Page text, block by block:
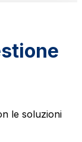
le soluzioni